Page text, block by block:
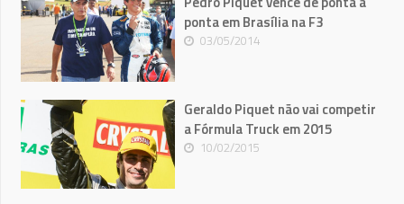
ponta em Brasília na F3
03/05/2014
Geraldo Piquet não vai competir
a Fórmula Truck em 2015
10/02/2015